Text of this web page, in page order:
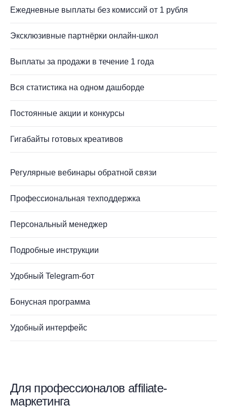
Ежедневные выплаты без комиссий от 1 рубля
Эксклюзивные партнёрки онлайн-школ
Выплаты за продажи в течение 1 года
Вся статистика на одном дашборде
Постоянные акции и конкурсы
Гигабайты готовых креативов
Регулярные вебинары обратной связи
Профессиональная техподдержка
Персональный менеджер
Подробные инструкции
Удобный Telegram-бот
Бонусная программа
Удобный интерфейс
Для профессионалов affiliate-
маркетинга